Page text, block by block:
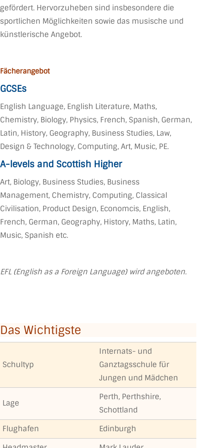
gefördert. Hervorzuheben sind insbesondere die
sportlichen Möglichkeiten sowie das musische und
künstlerische Angebot.
Fächerangebot
GCSEs
English Language, English Literature, Maths,
Chemistry, Biology, Physics, French, Spanish, German,
Latin, History, Geography, Business Studies, Law,
Design & Technology, Computing, Art, Music, PE.
A-levels and Scottish Higher
Art, Biology, Business Studies, Business
Management, Chemistry, Computing, Classical
Civilisation, Product Design, Economcis, English,
French, German, Geography, History, Maths, Latin,
Music, Spanish etc.
EFL (English as a Foreign Language) wird angeboten.
Das Wichtigste
Schultyp
Internats- und
Ganztagsschule für
Jungen und Mädchen
Lage
Perth, Perthshire,
Schottland
Flughafen
Edinburgh